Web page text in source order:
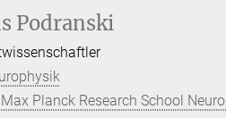
Podranski
Planck Research School